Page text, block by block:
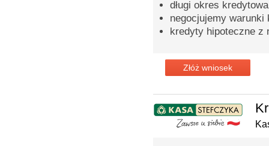
długi okres
negocjujemy warunki
kredyty hipoteczne z
Złóż wniosek